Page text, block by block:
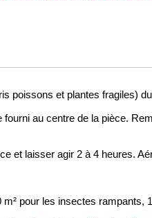
poissons et plantes fragiles)
fourni au centre de la pièce.
et laisser agir 2 à 4 heures.
pour les insectes rampants,